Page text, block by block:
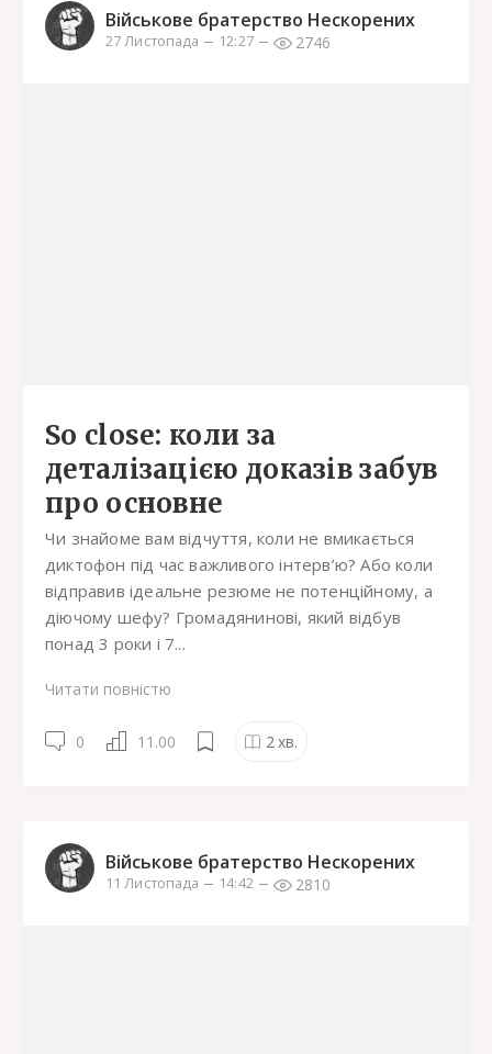
Військове братерство Нескорених
27 Листопада 12:27 2746
So close: коли за
деталізацією доказів забув
про основне
Чи знайоме вам відчуття, коли не вмикається
диктофон під час важливого інтерв’ю? Або коли
відправив ідеальне резюме не потенційному, а
діючому шефу? Громадянинові, який відбув
понад 3 роки і 7...
Читати повністю
0 11.00 2хв.
Військове братерство Нескорених
11 Листопада 14:42 2810